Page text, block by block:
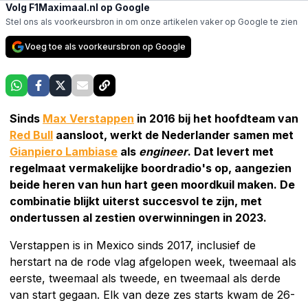
Volg F1Maximaal.nl op Google
Stel ons als voorkeursbron in om onze artikelen vaker op Google te zien
Voeg toe als voorkeursbron op Google
Sinds Max Verstappen in 2016 bij het hoofdteam van
Red Bull aansloot, werkt de Nederlander samen met
Gianpiero Lambiase als engineer. Dat levert met
regelmaat vermakelijke boordradio's op, aangezien
beide heren van hun hart geen moordkuil maken. De
combinatie blijkt uiterst succesvol te zijn, met
ondertussen al zestien overwinningen in 2023.
Verstappen is in Mexico sinds 2017, inclusief de
herstart na de rode vlag afgelopen week, tweemaal als
eerste, tweemaal als tweede, en tweemaal als derde
van start gegaan. Elk van deze zes starts kwam de 26-